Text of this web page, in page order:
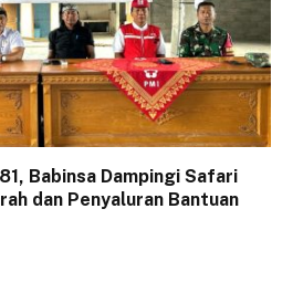
Babinsa Dampingi Safari
dan Penyaluran Bantuan